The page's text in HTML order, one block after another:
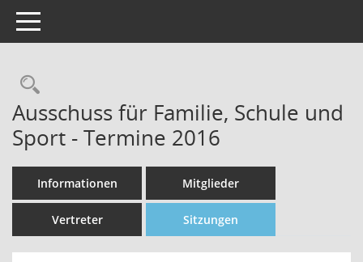
Toggle navigation
Rechercheauswahl
Ausschuss für Familie, Schule und
Sport - Termine 2016
Informationen Mitglieder
Vertreter Sitzungen